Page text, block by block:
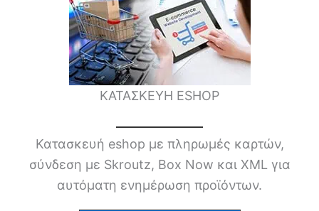
ΚΑΤΑΣΚΕΥΗ ESHOP
Κατασκευή eshop με πληρωμές καρτών,
σύνδεση με Skroutz, Box Now και XML για
αυτόματη ενημέρωση προϊόντων.